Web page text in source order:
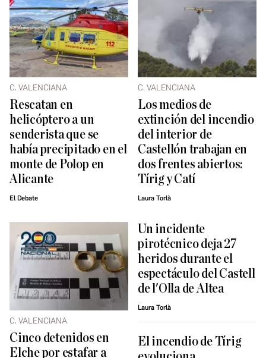
C. VALENCIANA
Rescatan en
helicóptero a un
senderista que se
había precipitado en el
monte de Polop en
Alicante
El Debate
C. VALENCIANA
Los medios de
extinción del incendio
del interior de
Castellón trabajan en
dos frentes abiertos:
Tírig y Catí
Laura Torlà
C. VALENCIANA
Cinco detenidos en
Elche por estafar a
Un incidente
pirotécnico deja 27
heridos durante el
espectáculo del Castell
de l'Olla de Altea
Laura Torlà
El incendio de Tírig